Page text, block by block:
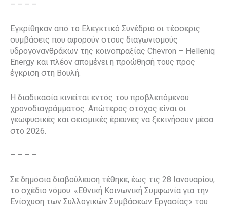
– – – –
Εγκρίθηκαν από το Ελεγκτικό Συνέδριο οι τέσσερις
συμβάσεις που αφορούν στους διαγωνισμούς
υδρογονανθράκων της κοινοπραξίας Chevron – Helleniq
Energy και πλέον απομένει η προώθησή τους προς
έγκριση στη Βουλή.
Η διαδικασία κινείται εντός του προβλεπόμενου
χρονοδιαγράμματος. Απώτερος στόχος είναι οι
γεωφυσικές και σεισμικές έρευνες να ξεκινήσουν μέσα
στο 2026.
– – – –
Σε δημόσια διαβούλευση τέθηκε, έως τις 28 Ιανουαρίου,
το σχέδιο νόμου: «Εθνική Κοινωνική Συμφωνία για την
Ενίσχυση των Συλλογικών Συμβάσεων Εργασίας» του